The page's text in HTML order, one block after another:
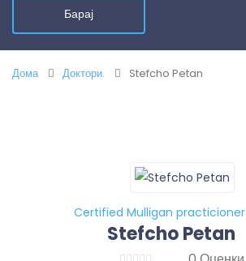
Дома Доктори. Stefcho Petan
Certified Mulligan practicioner
Stefcho Petan